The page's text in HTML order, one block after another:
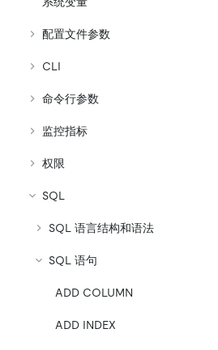
配置文件参数
CLI
命令行参数
监控指标
权限
SQL
SQL 语言结构和语法
SQL 语句
ADD COLUMN
ADD INDEX